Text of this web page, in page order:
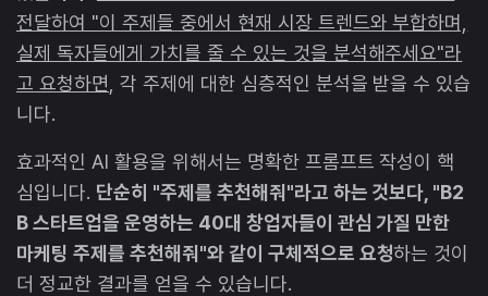
전달하여 "이 주제들 중에서 현재 시장 트렌드와 부합하며,
실제 독자들에게 가치를 줄 수 있는 것을 분석해주세요"라
고 요청하면 , 각 주제에 대한 심층적인 분석을 받을 수 있습
니다.
효과적인 AI 활용을 위해서는 명확한 프롬프트 작성이 핵
심입니다. 단순히 "주제를 추천해줘"라고 하는 것보다, "B2
B 스타트업을 운영하는 40대 창업자들이 관심 가질 만한
마케팅 주제를 추천해줘"와 같이 구체적으로 요청하는 것이
더 정교한 결과를 얻을 수 있습니다.